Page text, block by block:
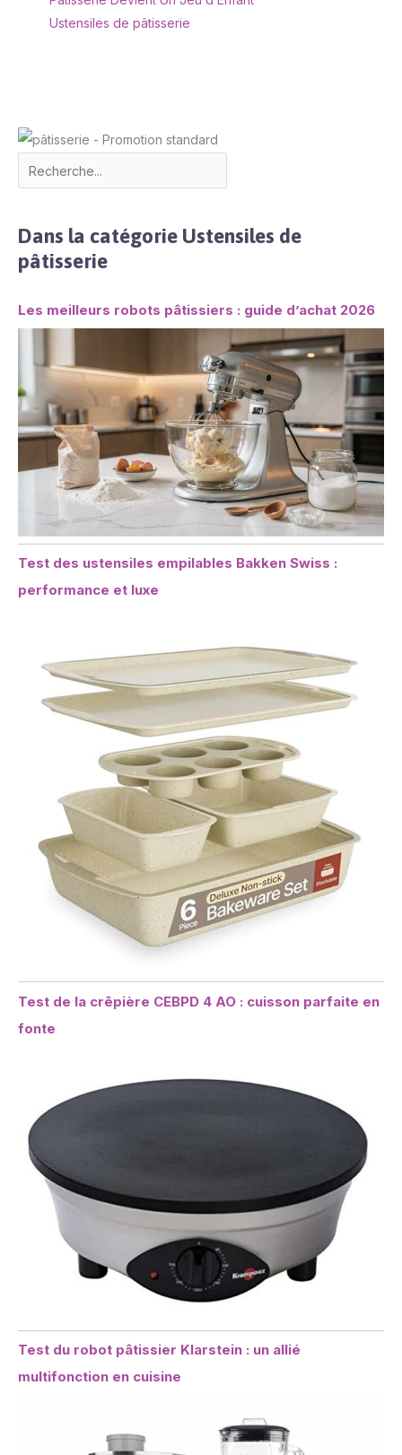
Ustensiles de pâtisserie
Dans la catégorie Ustensiles de
pâtisserie
Les meilleurs robots pâtissiers : guide d’achat 2026
Test des ustensiles empilables Bakken Swiss :
performance et luxe
Test de la crêpière CEBPD 4 AO : cuisson parfaite en
fonte
Test du robot pâtissier Klarstein : un allié
multifonction en cuisine